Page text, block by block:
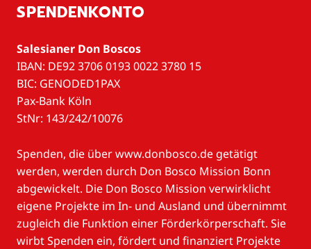
SPENDENKONTO
Salesianer Don Boscos
IBAN: DE92 3706 0193 0022 3780 15
BIC: GENODED1PAX
Pax-Bank Köln
StNr: 143/242/10076
Spenden, die über www.donbosco.de getätigt
werden, werden durch Don Bosco Mission Bonn
abgewickelt. Die Don Bosco Mission verwirklicht
eigene Projekte im In- und Ausland und übernimmt
zugleich die Funktion einer Förderkörperschaft. Sie
wirbt Spenden ein, fördert und finanziert Projekte